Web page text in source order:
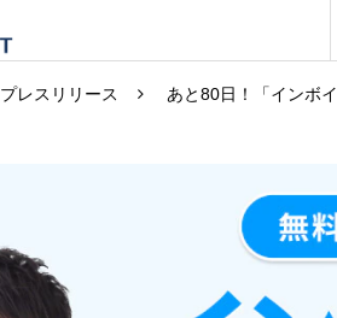
プレスリリース あと80日！「インボ